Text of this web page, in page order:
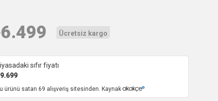
6.499 Ücretsiz kargo
sıfır fiyatı
9.699
ürünü satan 69 alışveriş sitesinden. Kaynak